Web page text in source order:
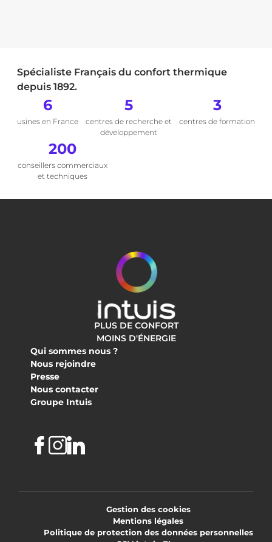
Spécialiste Français du confort thermique
depuis 1892.
6
usines en France
5
centres de recherche et
développement
3
centres de formation
200
conseillers commerciaux
et techniques
PLUS DE CONFORT
MOINS D'ÉNERGIE
Qui sommes nous ?
Nous rejoindre
Presse
Nous contacter
Groupe Intuis
Facebook
Instagram
Linkedin
Gestion des cookies
Mentions légales
Politique de protection des données personnelles